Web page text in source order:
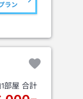
ラン
1部屋 合計